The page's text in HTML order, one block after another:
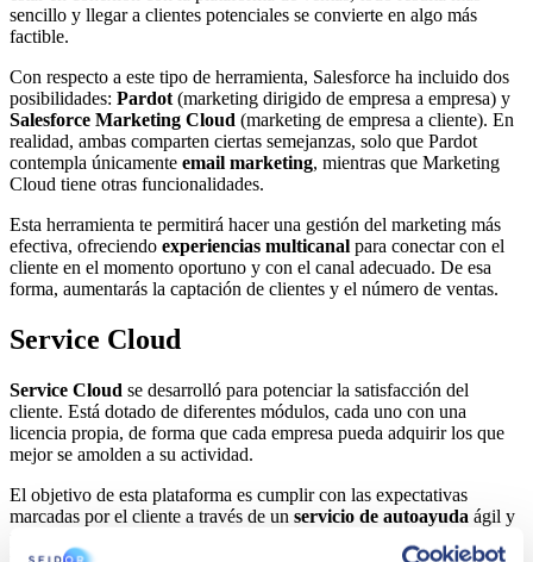
sencillo y llegar a clientes potenciales se convierte en algo más
factible.
Con respecto a este tipo de herramienta, Salesforce ha incluido dos
posibilidades: Pardot (marketing dirigido de empresa a empresa) y
Salesforce Marketing Cloud (marketing de empresa a cliente). En
realidad, ambas comparten ciertas semejanzas, solo que Pardot
contempla únicamente email marketing, mientras que Marketing
Cloud tiene otras funcionalidades.
Esta herramienta te permitirá hacer una gestión del marketing más
efectiva, ofreciendo experiencias multicanal para conectar con el
cliente en el momento oportuno y con el canal adecuado. De esa
forma, aumentarás la captación de clientes y el número de ventas.
Service Cloud
Service Cloud se desarrolló para potenciar la satisfacción del
cliente. Está dotado de diferentes módulos, cada uno con una
licencia propia, de forma que cada empresa pueda adquirir los que
mejor se amolden a su actividad.
El objetivo de esta plataforma es cumplir con las expectativas
marcadas por el cliente a través de un servicio de autoayuda ágil y